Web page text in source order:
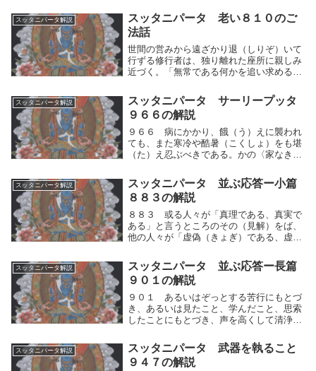
スッタニパータ解説
スッタニパータ 老い８１０のご
法話
世間の営みから遠ざかり退（しりぞ）いて
行ずる修行者は、独り離れた座所に親しみ
近づく。「無常である何かを追い求めると
さないのが、かれにふさわしいことである
といわれる。世の人々は常に何かを追い求
め忙しい。無...
スッタニパータ解説
スッタニパータ サーリープッタ
９６６の解説
９６６ 病にかかり、餓（う）えに襲われ
ても、また寒冷や酷暑（こくしょ）をも堪
（た）え忍ぶべきである。かの〈家なき
ろいろ多くても、勇気をたもって、堅固
（けんご）に努力をなすべきである。病に
かかり、餓（う）...
スッタニパータ解説
スッタニパータ 並ぶ応答ー小篇
８８３の解説
８８３ 或る人々が「真理である、真実で
ある」と言うところのその（見解）をば、
他の人々が「虚偽（きょぎ）である、虚妄
かれらは異なった執見をいだいて論争す
る。何故に諸々の（道の人）は同一の事を
語らないのであ...
スッタニパータ解説
スッタニパータ 並ぶ応答ー長篇
９０１の解説
９０１ あるいはぞっとする苦行にもとづ
き、あるいは見たこと、学んだこと、思索
したことにもとづき、声を高くして清浄を
りかわる種々なる生存のうちにある。ある
いはぞっとする苦行にもとづき、あるいは
見たこと、学...
スッタニパータ解説
スッタニパータ 武器を執ること
９４７の解説